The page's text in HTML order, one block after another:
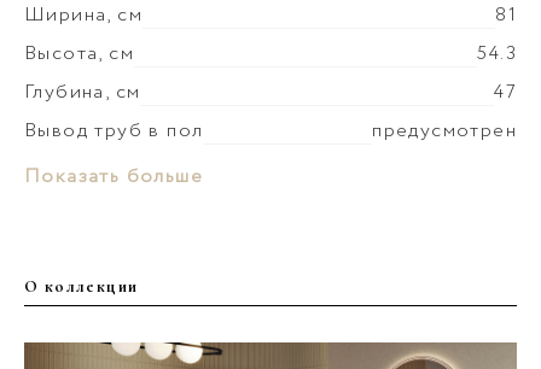
Ширина, см
81
Высота, см
54.3
Глубина, см
47
Вывод труб в пол
предусмотрен
Материал раковины
Монтаж умывальника
Покрытие корпуса
Покрытие фасада
Показать больше
О коллекции